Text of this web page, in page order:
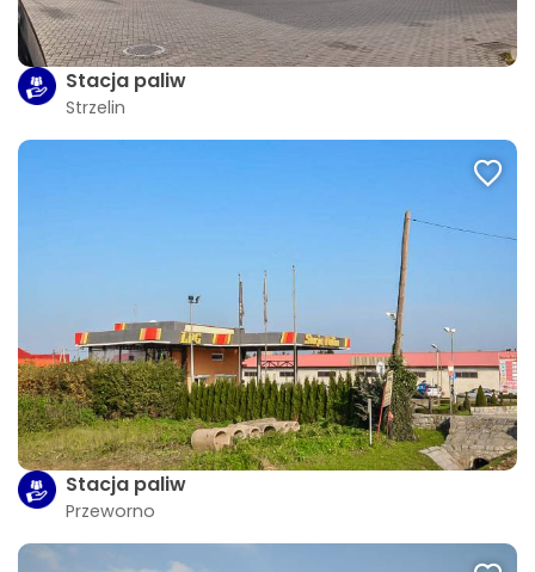
Stacja paliw
Strzelin
Stacja paliw
Przeworno